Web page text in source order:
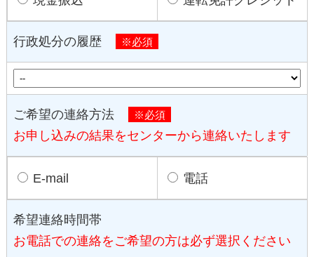
行政処分の履歴 ※必須
ご希望の連絡方法 ※必須
お申し込みの結果をセンターから連絡いたします
E-mail 電話
希望連絡時間帯
お電話での連絡をご希望の方は必ず選択ください